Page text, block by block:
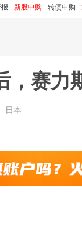
新股申购 转债申购
，赛力
日本